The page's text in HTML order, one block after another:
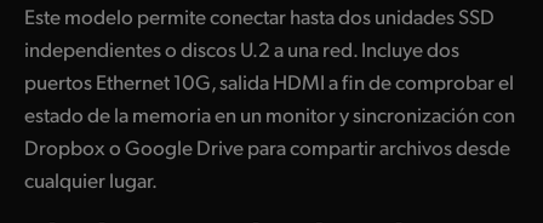
Este modelo permite conectar hasta dos unidades SSD
independientes o discos U.2 a una red. Incluye dos
puertos Ethernet 10G, salida HDMI a fin de comprobar el
estado de la memoria en un monitor y sincronización con
Dropbox o Google Drive para compartir archivos desde
cualquier lugar.